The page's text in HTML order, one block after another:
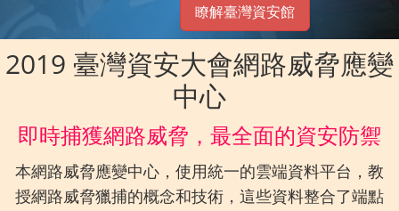
瞭解臺灣資安館
2019 臺灣資安大會網路威脅應變
中心
即時捕獲網路威脅，最全面的資安防禦
本網路威脅應變中心，使用統一的雲端資料平台，教
授網路威脅獵捕的概念和技術，這些資料整合了端點